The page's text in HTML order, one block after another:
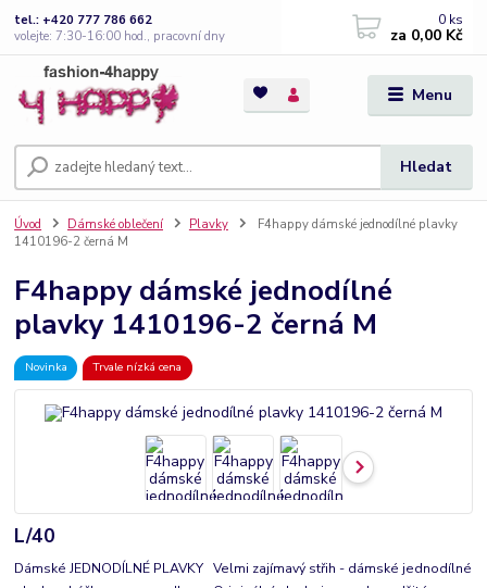
Menu
Hledat
tel.: +420 777 786 662
volejte: 7:30-16:00 hod., pracovní dny
0 ks
za 0,00 Kč
Úvod Dámské oblečení Plavky
F4happy dámské jednodílné plavky
1410196-2 černá M
F4happy dámské jednodílné
plavky 1410196-2 černá M
Novinka Trvale nízká cena
L/40
Dámské JEDNODÍLNÉ PLAVKY Velmi zajímavý střih - dámské jednodílné